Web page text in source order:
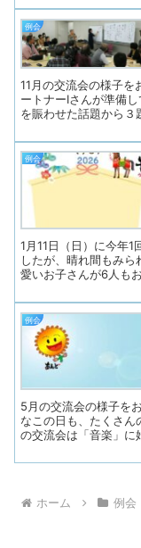
ネタをいろいろ挙げ
の16マスに寿司ネタ
か2本がビンゴになれ
たらビンゴになりやす
ら、進めていきました
8枚の紙を１つの袋に
方が読み上げます。
「鰤（ぶり）」・・
例会
11月の交流会の様子
ートナーIさんが準備
を賑わせた話題から
文学賞？ 問３：行方
男性 お名前は？ ヘル
ドに「答えの選択肢
られる問題あり。頭
報番組、健康、歌、グ
な番組をご紹介してい
例会
1月11日（日）に今年
したが、晴れ間もみ
愛いお子さんが6人も
には検温やマスク着用
した。水分補給もこま
た。 ◇プログラム１.
ックス体操４. 近況と
きたきゅう体操７. お
が担当し、会長さん
に「失語症当事者、同
支援者、意思疎通支援
例会
5月の交流会の様子を
なこの日も、たくさん
の交流会は「音楽」に
5つのグループに分
歌いだす、といった
ホーム 例会